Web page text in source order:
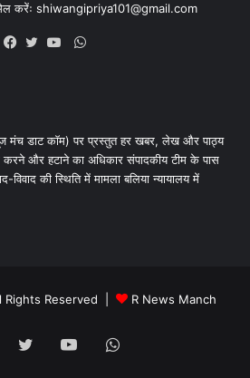
करेंः shiwangipriya101@gmail.com
WhatsApp
डाट काॅम) पर प्रस्तुत हर खबर, लेख और पाठ्य
करने और हटाने का अधिकार संपादकीय टीम के पास
विवाद की स्थिति में मामला बलिया न्यायालय में
Reserved | R News Manch
TwitterYouTubeWhatsApp